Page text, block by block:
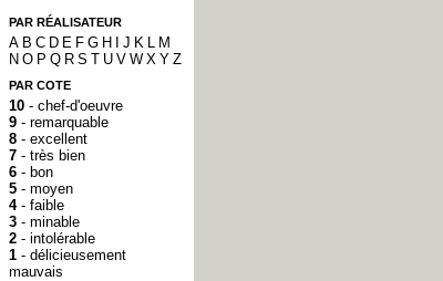
PAR RÉALISATEUR
A B C D E F G H J K L M
N O P Q R S T U V W X Y Z
PAR COTE
10 - chef-d'oeuvre
9 - remarquable
8 - excellent
7 - très bien
6 - bon
5 - moyen
4- faible
3 - minable
2 - intolérable
1 - délicieusement
mauvais